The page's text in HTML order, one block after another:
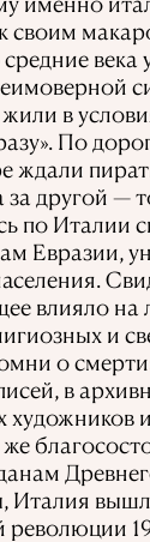
своим
века
в
По
ждали
за другой —
по Италии
Евразии,
влияло на
и
о
в
художников
же
Италия